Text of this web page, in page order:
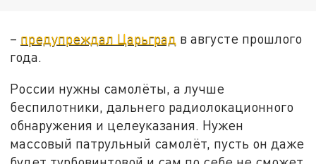
– предупреждал Царьград в августе прошлого
года.
России нужны самолёты, а лучше
беспилотники, дальнего радиолокационного
обнаружения и целеуказания. Нужен
массовый патрульный самолёт, пусть он даже